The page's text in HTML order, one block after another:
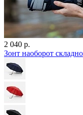
2 040 р.
Зонт наоборот